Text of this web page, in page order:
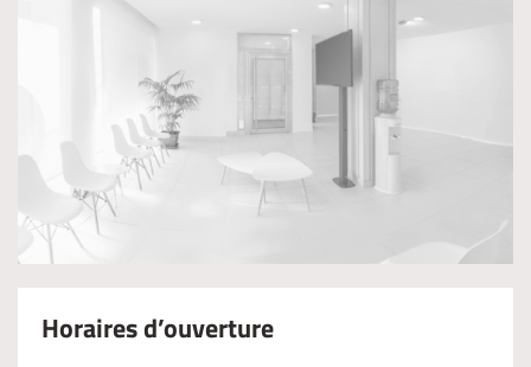
Horaires d’ouverture